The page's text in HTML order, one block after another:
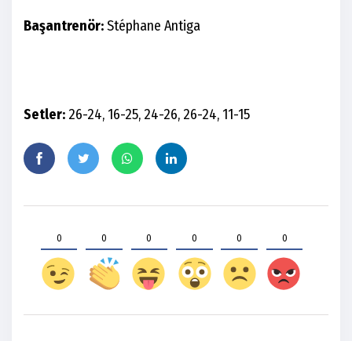
Başantrenör:Stéphane Antiga
Setler: 26-24, 16-25, 24-26, 26-24, 11-15
0 0 0 0 0 0